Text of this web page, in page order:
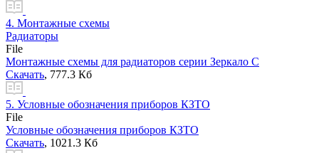
4. Монтажные схемы
Радиаторы
File
Монтажные схемы для радиаторов серии Зеркало С
Скачать, 777.3 Кб
5. Условные обозначения приборов КЗТО
File
Условные обозначения приборов КЗТО
Скачать, 1021.3 Кб